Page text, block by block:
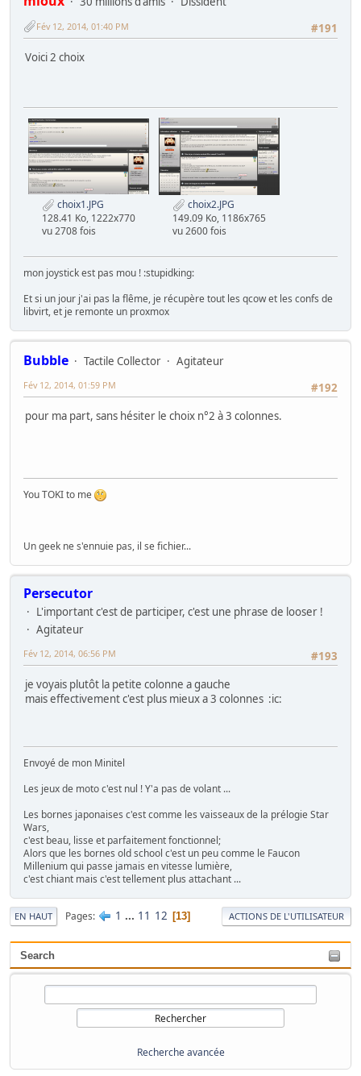
Search
Recherche avancée
#191
Fév 12, 2014, 01:40 PM
Voici 2 choix
choix1.JPG
128.41 Ko, 1222x770
vu 2708 fois
choix2.JPG
149.09 Ko, 1186x765
vu 2600 fois
mon joystick est pas mou ! :stupidking:
Et si un jour j'ai pas la flême, je récupère tout les qcow et les confs de
libvirt, et je remonte un proxmox
Bubble Tactile Collector
Agitateur
#192
Fév 12, 2014, 01:59 PM
pour ma part, sans hésiter le choix n°2 à 3 colonnes.
You TOKI to me
Un geek ne s'ennuie pas, il se fichier...
Persecutor
L'important c'est de participer, c'est une phrase de looser !
Agitateur
#193
Fév 12, 2014, 06:56 PM
je voyais plutôt la petite colonne a gauche
mais effectivement c'est plus mieux a 3 colonnes :ic:
Envoyé de mon Minitel
Les jeux de moto c'est nul ! Y'a pas de volant ...
Les bornes japonaises c'est comme les vaisseaux de la prélogie Star
Wars,
c'est beau, lisse et parfaitement fonctionnel;
Alors que les bornes old school c'est un peu comme le Faucon
Millenium qui passe jamais en vitesse lumière,
c'est chiant mais c'est tellement plus attachant ...
EN HAUT Pages 1 ... 11 12 13 ACTIONS DE L'UTILISATEUR